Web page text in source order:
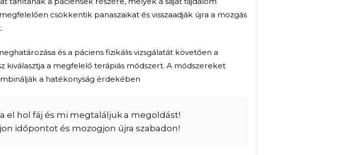
panaszok megszűntetése.
gyakorlatokat tanítanak a páciensek részére, melyek a saját fájdalom
szintjüknek megfelelően csökkentik panaszaikat és visszaadják újra a mozgás
szabadságát.
A fájdalom meghatározása és a páciens fizikális vizsgálatát követően a
gyógytornász kiválasztja a megfelelő terápiás módszert. A módszereket